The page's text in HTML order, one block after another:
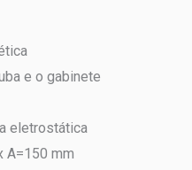
e o gabinete
eletrostática
A=150 mm